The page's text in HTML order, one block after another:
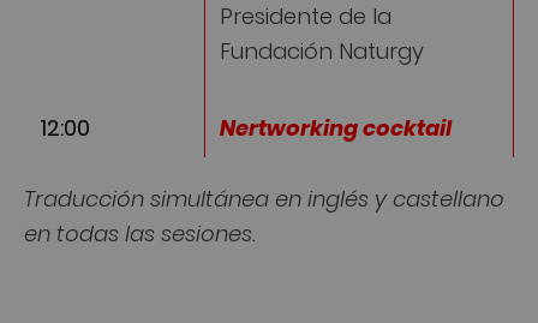
Presidente de la
Fundación Naturgy
12:00 Nertworking cocktail
Traducción simultánea en inglés y castellano
en todas las sesiones.